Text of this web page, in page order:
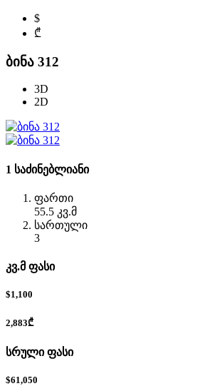
$
₾
ბინა 312
3D
2D
1 საძინებლიანი
ფართი
55.5 კვ.მ
სართული
3
კვ.მ ფასი
$1,100
2,883₾
სრული ფასი
$61,050